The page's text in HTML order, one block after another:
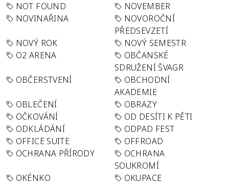
NOT FOUND
NOVEMBER
NOVINAŘINA
NOVOROČNÍ
PŘEDSEVZETÍ
NOVÝ ROK
NOVÝ SEMESTR
O2 ARENA
OBČANSKÉ
SDRUŽENÍ ŠVAGR
OBČERSTVENÍ
OBCHODNÍ
AKADEMIE
OBLEČENÍ
OBRAZY
OČKOVÁNÍ
OD DESÍTI K PĚTI
ODKLÁDÁNÍ
ODPAD FEST
OFFICE SUITE
OFFROAD
OCHRANA PŘÍRODY
OCHRANA
SOUKROMÍ
OKÉNKO
OKUPACE